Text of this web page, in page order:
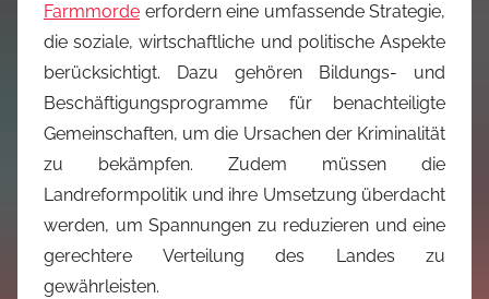
Farmmorde erfordern eine umfassende Strategie,
die soziale, wirtschaftliche und politische Aspekte
berücksichtigt. Dazu gehören Bildungs- und
Beschäftigungsprogramme für benachteiligte
Gemeinschaften, um die Ursachen der Kriminalität
zu bekämpfen. Zudem müssen die
Landreformpolitik und ihre Umsetzung überdacht
werden, um Spannungen zu reduzieren und eine
gerechtere Verteilung des Landes zu
gewährleisten.